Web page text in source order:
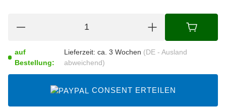
auf
Bestellung:
Lieferzeit: ca. 3 Wochen (DE - Ausland
abweichend)
CONSENT ERTEILEN